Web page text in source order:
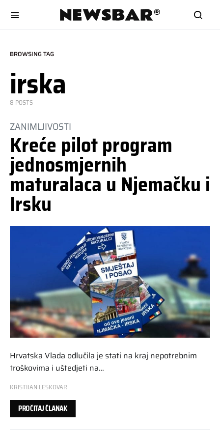
BROWSING TAG
irska
8 POSTS
ZANIMLJIVOSTI
Kreće pilot program
jednosmjernih
maturalaca u Njemačku i
Irsku
Hrvatska Vlada odlučila je stati na kraj nepotrebnim
troškovima i uštedjeti na…
KRISTIJAN LESKOVAR
PROČITAJ ČLANAK